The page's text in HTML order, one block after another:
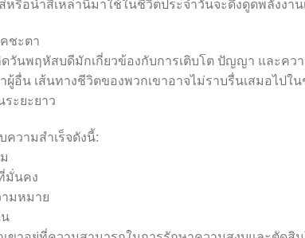
หรือนำสีเหล่านี้มาใช้ในชีวิตประจำวันจะดึงดูดพลังงาน
ชะตา
วันพฤหัสบดีมักเกี่ยวข้องกับการเติบโต ปัญญา และคว
ผู้อื่น เส้นทางชีวิตของพวกเขาอาจไม่ราบรื่นเสมอไปใ
ระยะยาว
ความสำเร็จดังนี้:
มั่นคง
มหมาย